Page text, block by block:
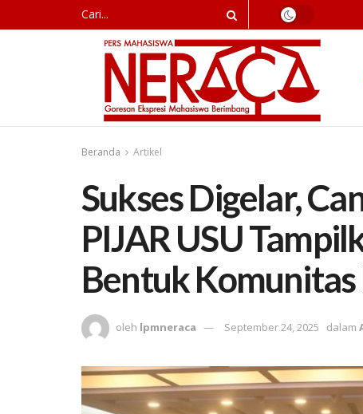
Beranda Artikel
Sukses Digelar,
PIJAR USU
Bentuk
oleh lpmneraca September 24, 2025 dalam